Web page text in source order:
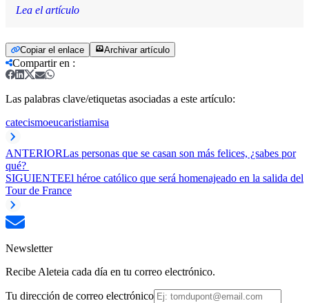
Lea el artículo
Copiar el enlace Archivar artículo
Compartir en :
Las palabras clave/etiquetas asociadas a este artículo:
catecismoeucaristiamisa
ANTERIORLas personas que se casan son más felices, ¿sabes por
qué?
SIGUIENTEEl héroe católico que será homenajeado en la salida del
Tour de France
Newsletter
Recibe Aleteia cada día en tu correo electrónico.
Tu dirección de correo electrónico